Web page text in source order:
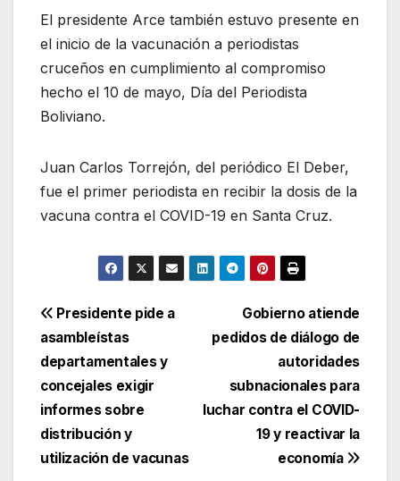
El presidente Arce también estuvo presente en
el inicio de la vacunación a periodistas
cruceños en cumplimiento al compromiso
hecho el 10 de mayo, Día del Periodista
Boliviano.
Juan Carlos Torrejón, del periódico El Deber,
fue el primer periodista en recibir la dosis de la
vacuna contra el COVID-19 en Santa Cruz.
Navegación
de
entradas
Gobierno atiende
pedidos de diálogo de
autoridades
subnacionales para
luchar contra el COVID-
19 y reactivar la
economía
Presidente pide a
asambleístas
departamentales y
concejales exigir
informes sobre
distribución y
utilización de vacunas